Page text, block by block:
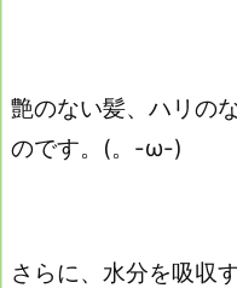
艶のない髪、ハリの
のです。(。-ω-)
さらに、水分を吸収